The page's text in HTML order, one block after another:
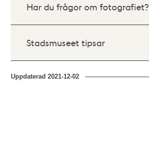
Har du frågor om fotografiet?
Stadsmuseet tipsar
Uppdaterad2021-12-02